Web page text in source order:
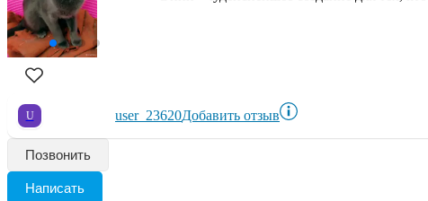
U user_23620Добавить отзыв
Позвонить
Написать